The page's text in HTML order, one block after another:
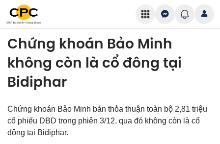
Chứng khoán Bảo Minh
không còn là cổ đông tại
Bidiphar
Chứng khoán Bảo Minh bán thỏa thuận toàn bộ 2,81 triệu
cổ phiếu DBD trong phiên 3/12, qua đó không còn là cổ
đông tại Bidiphar.